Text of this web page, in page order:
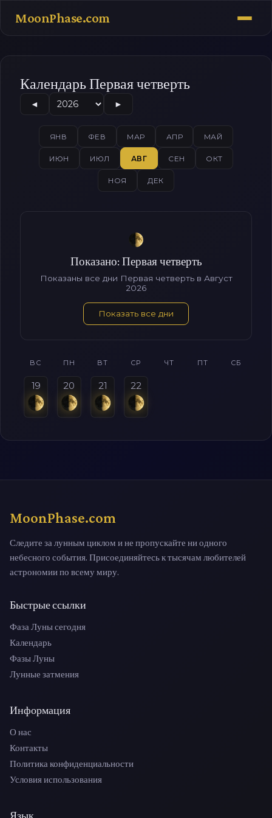
MoonPhase.com
Календарь Первая четверть
◄ ►
ЯНВ ФЕВ МАР АПР МАЙ
ИЮН ИЮЛ АВГ СЕН ОКТ
НОЯ ДЕК
Показано: Первая четверть
Показаны все дни Первая четверть в Август
2026
Показать все дни
ВС ПН ВТ СР ЧТ ПТ СБ
19 20 21 22
MoonPhase.com
Следите за лунным циклом и не пропускайте ни одного
небесного события. Присоединяйтесь к тысячам любителей
астрономии по всему миру.
Быстрые ссылки
Фаза Луны сегодня
Календарь
Фазы Луны
Лунные затмения
Информация
О нас
Контакты
Политика конфиденциальности
Условия использования
Язык